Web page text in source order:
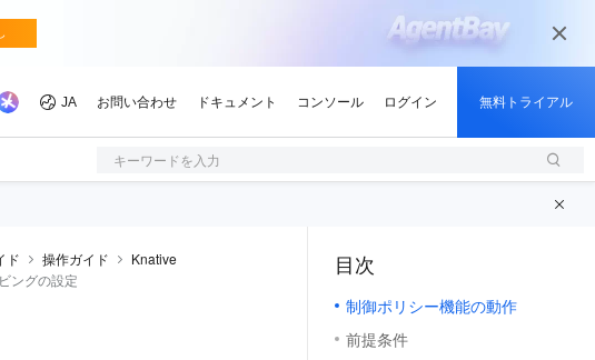
キーワードを入力
ド 操作ガイド
Knative
ングの設定
目次
制御ポリシー機能の動作
前提条件